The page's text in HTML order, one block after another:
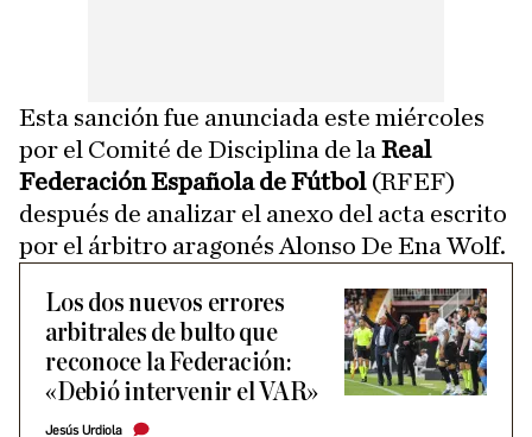
Esta sanción fue anunciada este miércoles
por el Comité de Disciplina de la Real
Federación Española de Fútbol(RFEF)
después de analizar el anexo del acta escrito
por el árbitro aragonés Alonso De Ena Wolf.
Los dos nuevos errores
arbitrales de bulto que
reconoce la Federación:
«Debió intervenir el VAR»
Jesús Urdiola